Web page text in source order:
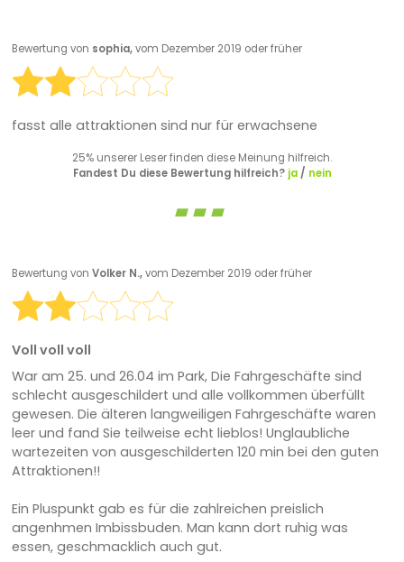
Bewertung von sophia,vom Dezember 2019 oder früher
fasst alle attraktionen sind nur für erwachsene
25% unserer Leser finden diese Meinung hilfreich.
Fandest Du diese Bewertung hilfreich? ja/ nein
Bewertung von Volker N.,vom Dezember 2019 oder früher
Voll voll voll
War am 25. und 26.04 im Park, Die Fahrgeschäfte sind
schlecht ausgeschildert und alle vollkommen überfüllt
gewesen. Die älteren langweiligen Fahrgeschäfte waren
leer und fand Sie teilweise echt lieblos! Unglaubliche
wartezeiten von ausgeschilderten 120 min bei den guten
Attraktionen!!
Ein Pluspunkt gab es für die zahlreichen preislich
angenhmen Imbissbuden. Man kann dort ruhig was
essen, geschmacklich auch gut.